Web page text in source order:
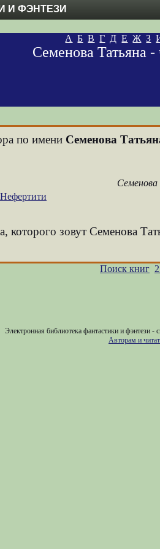
И ФЭНТЕЗИ
А Б В Г Д Е Ж З
Семенова Татьяна -
по имени Семенова
Семенова
которого зовут Семенова
Поиск книг
Электронная библиотека фантастики и фэнтези -
Авторам и